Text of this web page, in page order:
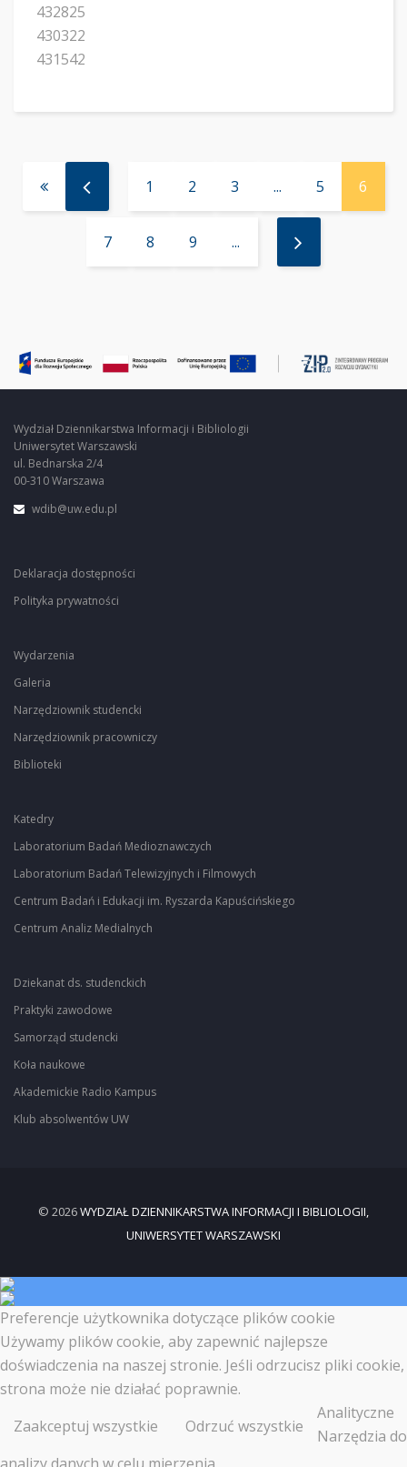
432825
430322
431542
1 2 3 ... 5 6
7 8 9 ...
Wydział Dziennikarstwa Informacji i Bibliologii
Uniwersytet Warszawski
ul. Bednarska 2/4
00-310 Warszawa
wdib@uw.edu.pl
Deklaracja dostępności
Polityka prywatności
Wydarzenia
Galeria
Narzędziownik studencki
Narzędziownik pracowniczy
Biblioteki
Katedry
Laboratorium Badań Medioznawczych
Laboratorium Badań Telewizyjnych i Filmowych
Centrum Badań i Edukacji im. Ryszarda Kapuścińskiego
Centrum Analiz Medialnych
Dziekanat ds. studenckich
Praktyki zawodowe
Samorząd studencki
Koła naukowe
Akademickie Radio Kampus
Klub absolwentów UW
© 2026WYDZIAŁ DZIENNIKARSTWA INFORMACJI I BIBLIOLOGII,
UNIWERSYTET WARSZAWSKI
Preferencje użytkownika dotyczące plików cookie
Używamy plików cookie, aby zapewnić najlepsze
doświadczenia na naszej stronie. Jeśli odrzucisz pliki cookie,
strona może nie działać poprawnie.
Zaakceptuj wszystkie
Odrzuć wszystkie
Analityczne
Narzędzia do
analizy danych w celu mierzenia